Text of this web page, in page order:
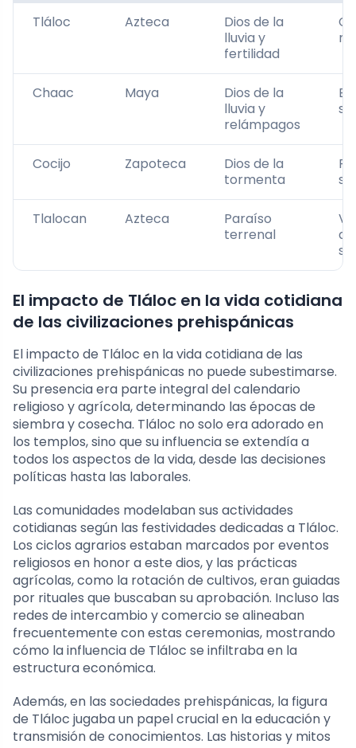
Tláloc Azteca
Dios de la
lluvia y
fertilidad
Chaac Maya
Dios de la
lluvia y
relámpagos
Cocijo Zapoteca
Dios de la
tormenta
Tlalocan Azteca
Paraíso
terrenal
El impacto de Tláloc en la vida cotidiana
de las civilizaciones prehispánicas
El impacto de Tláloc en la vida cotidiana de las
civilizaciones prehispánicas no puede subestimarse.
Su presencia era parte integral del calendario
religioso y agrícola, determinando las épocas de
siembra y cosecha. Tláloc no solo era adorado en
los templos, sino que su influencia se extendía a
todos los aspectos de la vida, desde las decisiones
políticas hasta las laborales.
Las comunidades modelaban sus actividades
cotidianas según las festividades dedicadas a Tláloc.
Los ciclos agrarios estaban marcados por eventos
religiosos en honor a este dios, y las prácticas
agrícolas, como la rotación de cultivos, eran guiadas
por rituales que buscaban su aprobación. Incluso las
redes de intercambio y comercio se alineaban
frecuentemente con estas ceremonias, mostrando
cómo la influencia de Tláloc se infiltraba en la
estructura económica.
Además, en las sociedades prehispánicas, la figura
de Tláloc jugaba un papel crucial en la educación y
transmisión de conocimientos. Las historias y mitos